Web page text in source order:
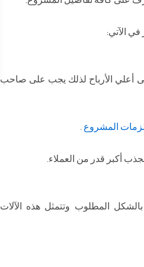
الآتي:
أعلي الأرباح لذلك يجب على صاحب
المشروع .
أكبر قدر من العملاء.
بالشكل المطلوب وتتمثل هذه الآلات